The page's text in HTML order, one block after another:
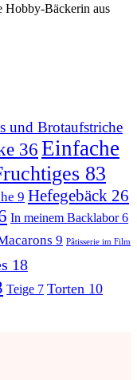
Hobby-Bäckerin aus
und Brotaufstriche
36 Einfache
83
9 Hefegebäck 26
In meinem Backlabor6
9 Pâtisserie im Film
18
Teige 7 Torten 10